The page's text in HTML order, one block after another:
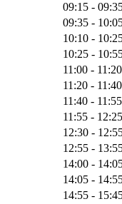
09:15 -
09:35 -
10:10 -
10:25 -
11:00 - 11:20
11:20 - 11:40
11:40 - 11:55
11:55 - 12:25
12:30 -
12:55 -
14:00 -
14:05 -
14:55 -